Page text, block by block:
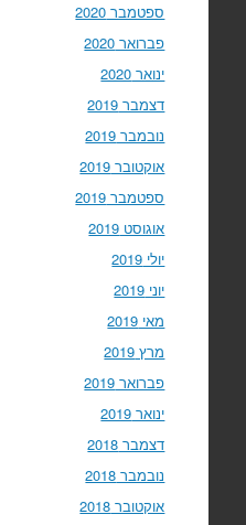
ספטמבר 2020
פברואר 2020
ינואר 2020
דצמבר 2019
נובמבר 2019
אוקטובר 2019
ספטמבר 2019
אוגוסט 2019
יולי 2019
יוני 2019
מאי 2019
מרץ 2019
פברואר 2019
ינואר 2019
דצמבר 2018
נובמבר 2018
אוקטובר 2018